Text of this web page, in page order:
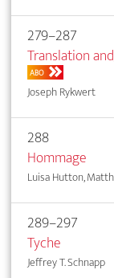
279–287
Translation
ABO
Joseph Rykwert
288
Hommage
Luisa Hutton,
289–297
Tyche
Jeffrey T. Schnapp